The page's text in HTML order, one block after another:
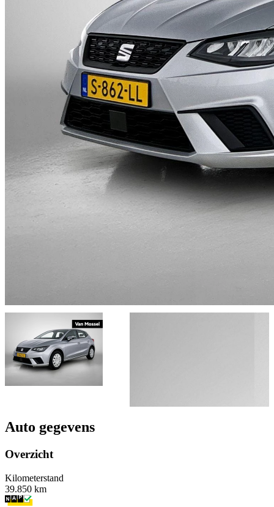
Auto gegevens
Overzicht
Kilometerstand
39.850 km